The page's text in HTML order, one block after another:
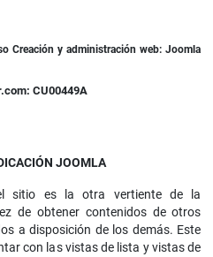
Creación y administración web: Joomla
CU00449A
JOOMLA
sitio es la otra vertiente de la
de obtener contenidos de otros
a disposición de los demás. Este
con las vistas de lista y vistas de